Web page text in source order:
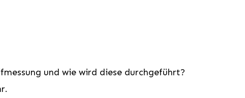
und wie wird diese durchgeführt?